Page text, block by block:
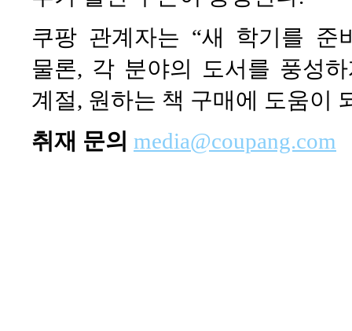
쿠팡 관계자는 “새 학기를
물론, 각 분야의 도서를 풍성
계절, 원하는 책 구매에 도움이
취재 문의 media@coupang.com